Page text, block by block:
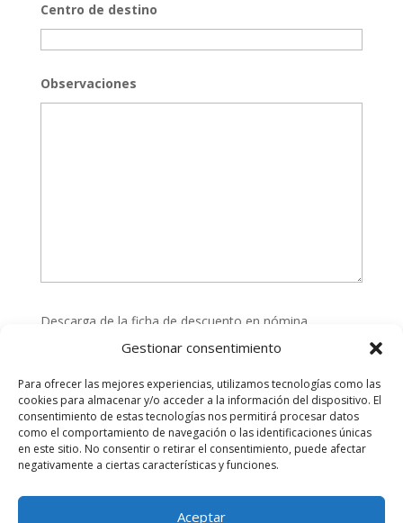
Gestionar consentimiento
Para ofrecer las mejores experiencias, utilizamos tecnologías como las
cookies para almacenar y/o acceder a la información del dispositivo. El
consentimiento de estas tecnologías nos permitirá procesar datos
como el comportamiento de navegación o las identificaciones únicas
en este sitio. No consentir o retirar el consentimiento, puede afectar
negativamente a ciertas características y funciones.
Aceptar
Centro de destino
Observaciones
Descarga de la ficha de descuento en nómina